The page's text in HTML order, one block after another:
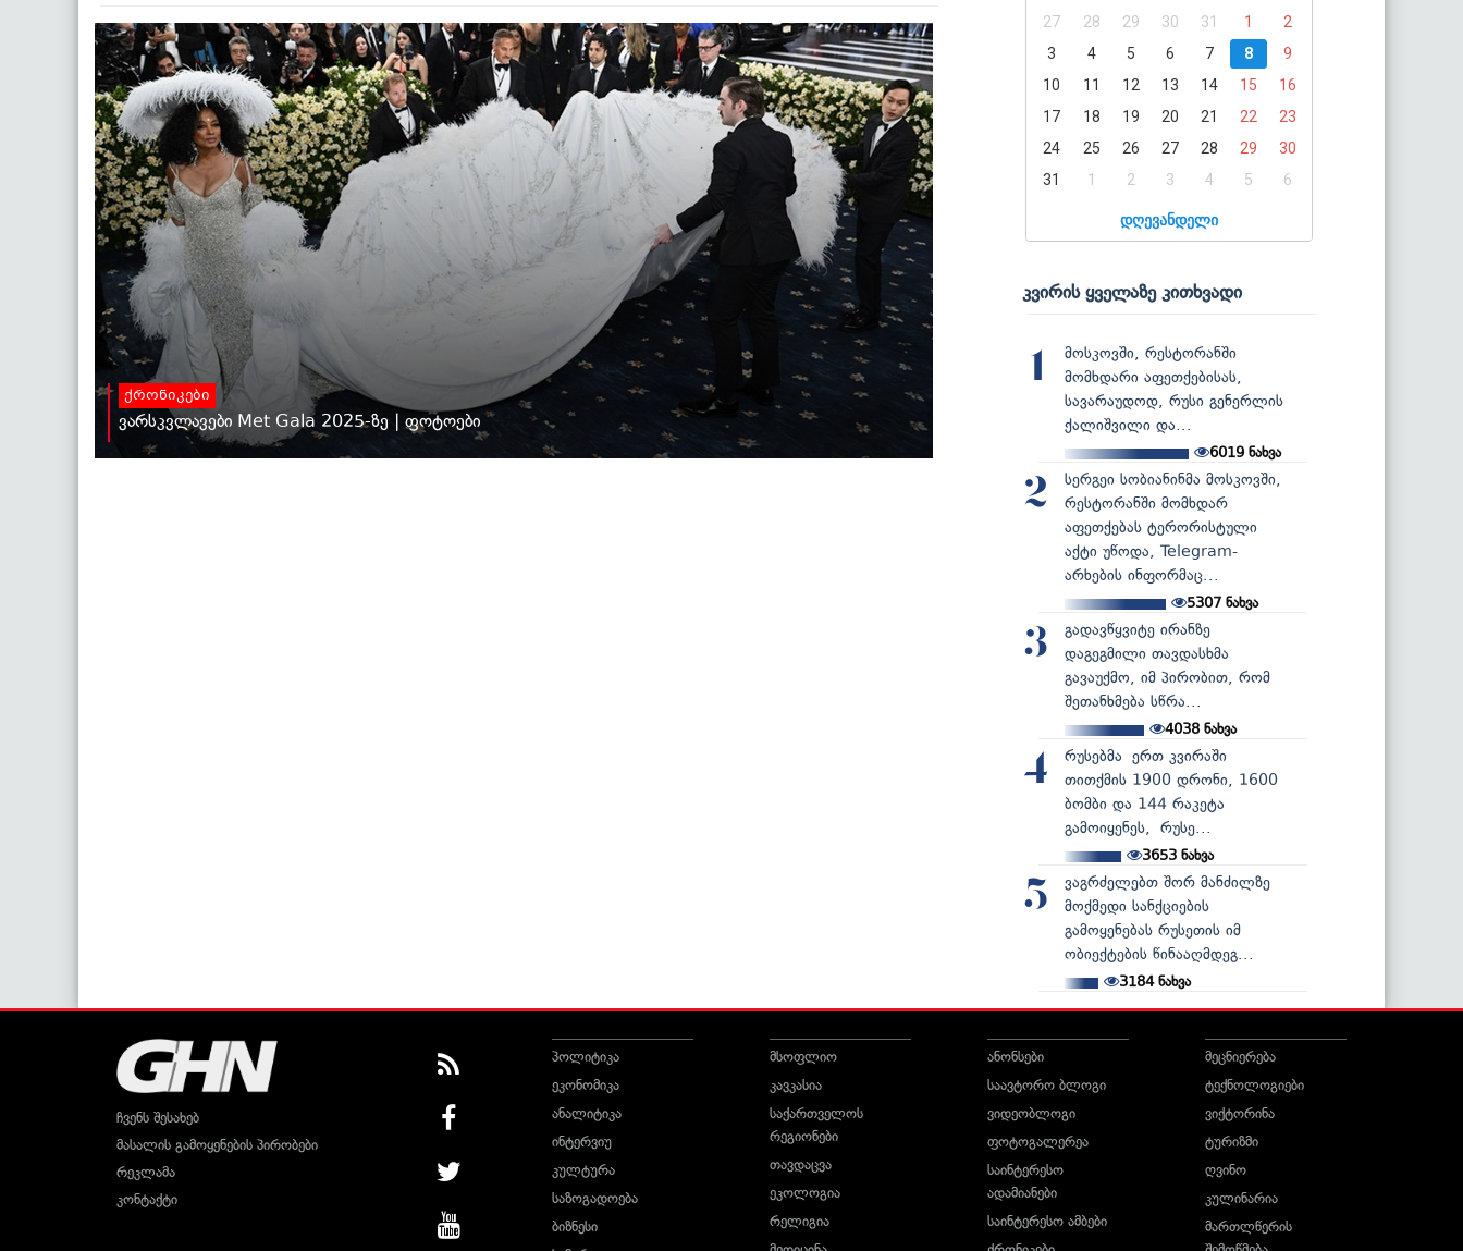
ქრონიკები
ვარსკვლავები Met Gala 2025-ზე | ფოტოები
27
28 29 30 31 1
2
3
4 5 6 7 8
9
10
11 12 13 14 15
16
17
18 19 20 21 22
23
24
25 26 27 28 29
30
31
1 2 3 4 5 6
დღევანდელი
კვირის ყველაზე კითხვადი
1
მოსკოვში, რესტორანში
მომხდარი აფეთქებისას,
სავარაუდოდ, რუსი გენერლის
ქალიშვილი და...
6019 ნახვა
2
სერგეი სობიანინმა მოსკოვში,
რესტორანში მომხდარ
აფეთქებას ტერორისტული
აქტი უწოდა, Telegram-
არხების ინფორმაც...
5307 ნახვა
3
გადავწყვიტე ირანზე
დაგეგმილი თავდასხმა
გავაუქმო, იმ პირობით, რომ
შეთანხმება სწრა...
4038ნახვა
4
რუსებმა ერთ კვირაში
თითქმის 1900 დრონი, 1600
ბომბი და 144 რაკეტა
გამოიყენეს, რუსე...
3653ნახვა
5
ვაგრძელებთ შორ მანძილზე
მოქმედი სანქციების
გამოყენებას რუსეთის იმ
ობიექტების წინააღმდეგ...
3184ნახვა
ჩვენს შესახებ
მასალის გამოყენების პირობები
რეკლამა
კონტაქტი
პოლიტიკა
ეკონომიკა
ანალიტიკა
ინტერვიუ
კულტურა
საზოგადოება
ბიზნესი
მსოფლიო
კავკასია
საქართველოს
რეგიონები
თავდაცვა
ეკოლოგია
რელიგია
ანონსები
საავტორო ბლოგი
ვიდეობლოგი
ფოტოგალერეა
საინტერესო
ადამიანები
საინტერესო ამბები
მეცნიერება
ტექნოლოგიები
ვიქტორინა
ტურიზმი
ღვინო
კულინარია
მართლწერის